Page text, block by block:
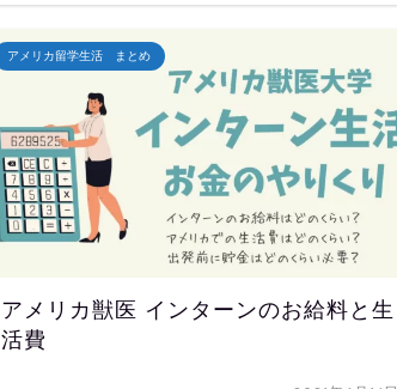
アメリカ留学生活 まとめ
アメリカ獣医 インターンのお給料と生
活費